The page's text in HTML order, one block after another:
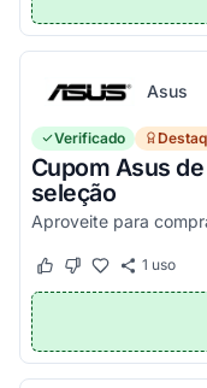
Asus
Verificado
Cupom Asus
seleção
Este cupom funcionou
Este cupom não
1 uso